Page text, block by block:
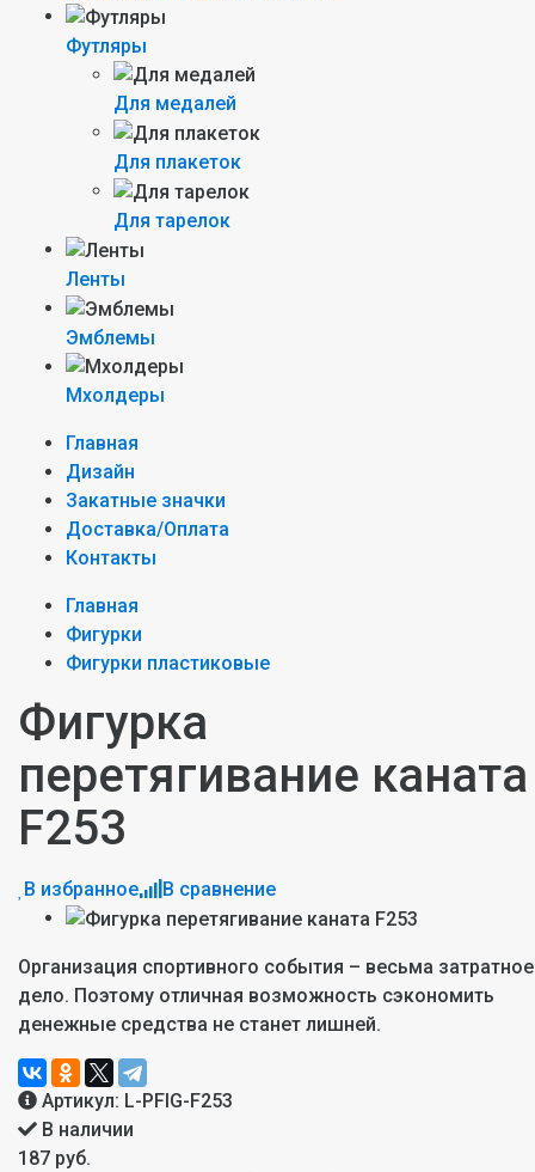
Футляры
Для медалей
Для плакеток
Для тарелок
Ленты
Эмблемы
Мхолдеры
Главная
Дизайн
Закатные значки
Доставка/Оплата
Контакты
Главная
Фигурки
Фигурки пластиковые
Фигурка
перетягивание каната
F253
В избранное В сравнение
Организация спортивного события – весьма затратное
дело. Поэтому отличная возможность сэкономить
денежные средства не станет лишней.
Артикул: L-PFIG-F253
В наличии
187 руб.